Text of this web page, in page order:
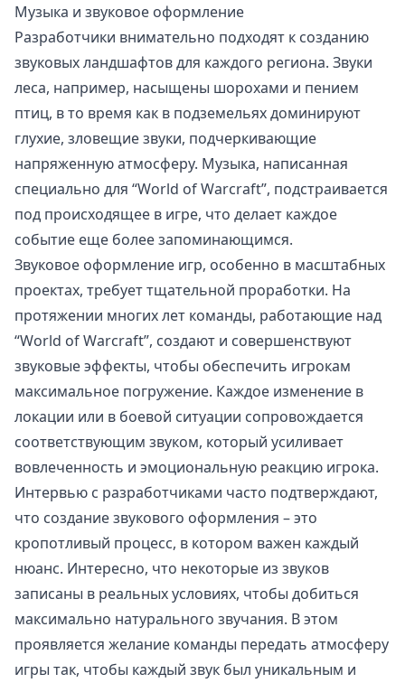
Музыка и звуковое оформление
Разработчики внимательно подходят к созданию
звуковых ландшафтов для каждого региона. Звуки
леса, например, насыщены шорохами и пением
птиц, в то время как в подземельях доминируют
глухие, зловещие звуки, подчеркивающие
напряженную атмосферу. Музыка, написанная
специально для “World of Warcraft”, подстраивается
под происходящее в игре, что делает каждое
событие еще более запоминающимся.
Звуковое оформление игр, особенно в масштабных
проектах, требует тщательной проработки. На
протяжении многих лет команды, работающие над
“World of Warcraft”, создают и совершенствуют
звуковые эффекты, чтобы обеспечить игрокам
максимальное погружение. Каждое изменение в
локации или в боевой ситуации сопровождается
соответствующим звуком, который усиливает
вовлеченность и эмоциональную реакцию игрока.
Интервью с разработчиками часто подтверждают,
что создание звукового оформления – это
кропотливый процесс, в котором важен каждый
нюанс. Интересно, что некоторые из звуков
записаны в реальных условиях, чтобы добиться
максимально натурального звучания. В этом
проявляется желание команды передать атмосферу
игры так, чтобы каждый звук был уникальным и